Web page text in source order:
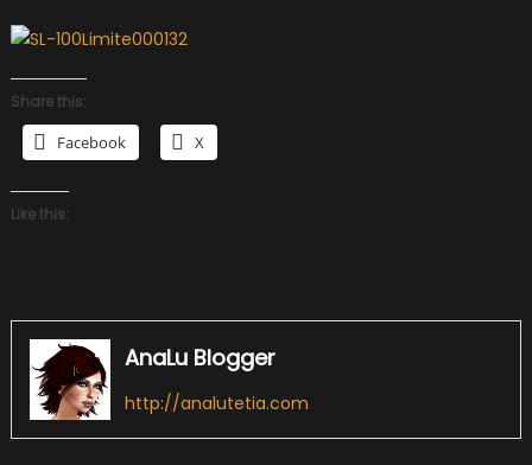
Share this:
Facebook X
Like this:
AnaLu Blogger
http://analutetia.com